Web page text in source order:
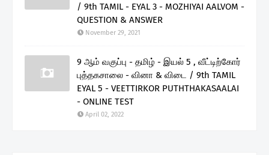
/ 9th TAMIL - EYAL 3 - MOZHIYAI AALVOM -
QUESTION & ANSWER
November 29, 2021
9 ஆம் வகுப்பு - தமிழ் - இயல் 5 , வீட்டிற்கோர்
புத்தகசாலை - வினா & விடை / 9th TAMIL
EYAL 5 - VEETTIRKOR PUTHTHAKASAALAI
- ONLINE TEST
April 02, 2022